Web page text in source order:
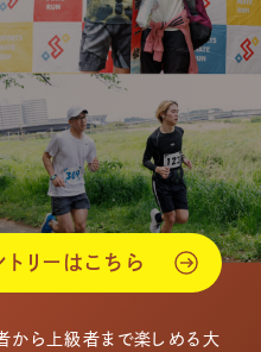
リーはこちら
から上級者まで楽しめる大